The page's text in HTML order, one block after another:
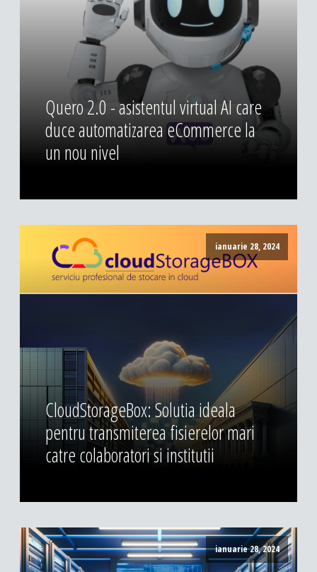
Quero 2.0 - asistentul virtual AI care
duce automatizarea eCommerce la
un nou nivel
ianuarie 28, 2024
CloudStorageBox: Solutia ideala
pentru transmiterea fisierelor mari
catre colaboratori si institutii
ianuarie 28, 2024